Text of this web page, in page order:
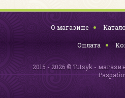
О магазине
Оплата
2015 - 2026 © Tutsyk -